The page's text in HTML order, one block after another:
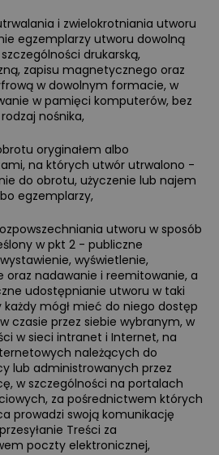
i zwielokrotniania utworu
egzemplarzy utworu dowolną
drukarską,
zapisu magnetycznego oraz
w dowolnym formacie, w
w pamięci komputerów, bez
nośnika,
oryginałem albo
na których utwór utrwalono -
do obrotu, użyczenie lub najem
egzemplarzy,
utworu w sposób
w pkt 2 - publiczne
wyświetlenie,
oraz nadawanie i reemitowanie, a
udostępnianie utworu w taki
każdy mógł mieć do niego dostęp
czasie przez siebie wybranym, w
w sieci intranet i Internet, na
należących do
lub administrowanych przez
w szczególności na portalach
za pośrednictwem których
prowadzi swoją komunikację
Treści za
poczty elektronicznej,